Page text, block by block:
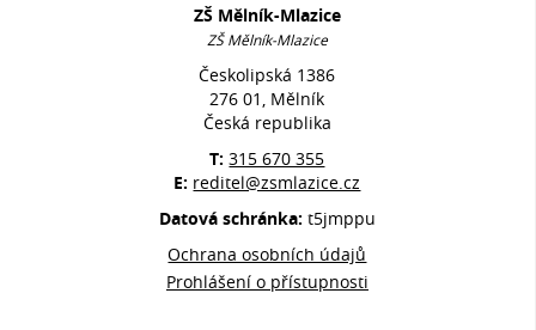
ZŠ Mělník-Mlazice
ZŠ Mělník-Mlazice
Českolipská 1386
276 01, Mělník
Česká republika
T:315 670 355
E: reditel@zsmlazice.cz
Datová schránka: t5jmppu
Ochrana osobních údajů
Prohlášení o přístupnosti